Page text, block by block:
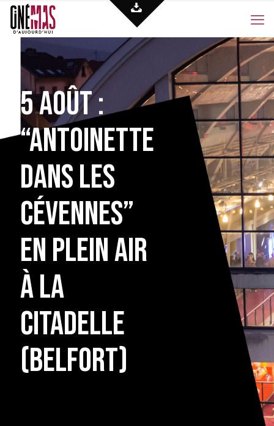
5 août :
“Antoinette
dans les
Cévennes”
en plein air
à la
Citadelle
(BELFORT)